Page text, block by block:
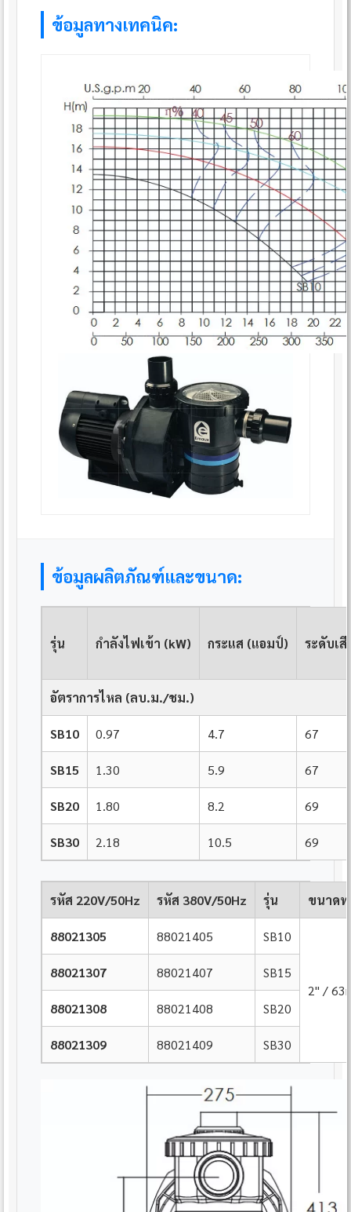
ข้อมูลทางเทคนิค:
ข้อมูลผลิตภัณฑ์และขนาด:
รุ่น กำลังไฟเข้า (kW) กระแส (แอมป์) ระดับเสี
อัตราการไหล (ลบ.ม./ชม.)
SB10 0.97 4.7 67
SB15 1.30 5.9 67
SB20 1.80 8.2 69
SB30 2.18 10.5 69
รหัส 220V/50Hz รหัส 380V/50Hz รุ่น ขนาด
88021305 88021405 SB10
2" /
88021307 88021407 SB15
88021308 88021408 SB20
88021309 88021409 SB30